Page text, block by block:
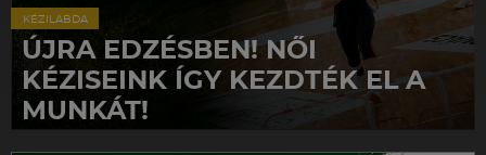
KÉZILABDA
ÚJRA EDZÉSBEN! NŐI
KÉZISEINK ÍGY KEZDTÉK EL A
MUNKÁT!